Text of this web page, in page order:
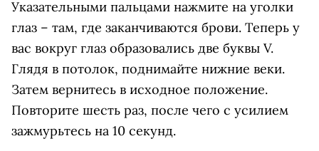
Указательными пальцами нажмите на уголки
глаз – там, где заканчиваются брови. Теперь у
вас вокруг глаз образовались две буквы V.
Глядя в потолок, поднимайте нижние веки.
Затем вернитесь в исходное положение.
Повторите шесть раз, после чего с усилием
зажмурьтесь на 10 секунд.